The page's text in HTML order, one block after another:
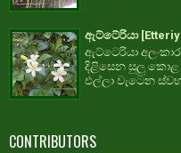
ඇට්ටේරියා
ඇට්ටෙරියා
දිළිසෙන සුලු කොළ
එල්ලා වැටෙන
CONTRIBUTORS